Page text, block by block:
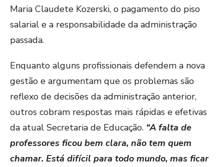
Maria Claudete Kozerski, o pagamento do piso
salarial e a responsabilidade da administração
passada.
Enquanto alguns profissionais defendem a nova
gestão e argumentam que os problemas são
reflexo de decisões da administração anterior,
outros cobram respostas mais rápidas e efetivas
da atual Secretaria de Educação. “A falta de
professores ficou bem clara, não tem quem
chamar. Está difícil para todo mundo, mas ficar